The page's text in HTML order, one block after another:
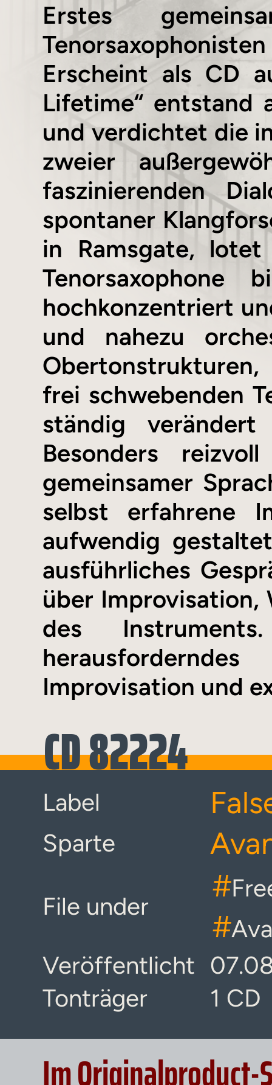
Erstes
Erscheint als CD
Lifetime“ entstand
und verdichtet die
zweier
faszinierenden
spontaner
in Ramsgate,
hochkonzentriert
und nahezu
frei schwebenden
ständig
Besonders
gemeinsamer
selbst erfahrene
aufwendig
ausführliches
über Improvisation,
des
Improvisation und
CD 82224
Label
Sparte
File under
#
#
Veröffentlicht
Tonträger
1 CD
Im